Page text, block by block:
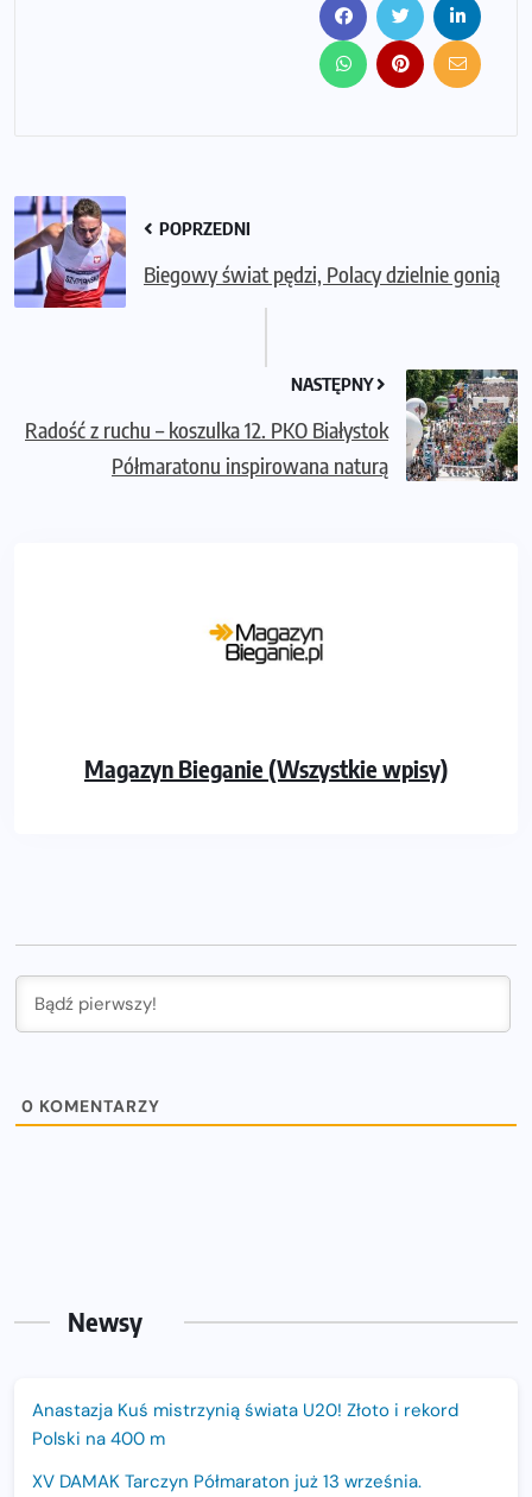
POPRZEDNI
Biegowy świat pędzi, Polacy dzielnie gonią
NASTĘPNY
Radość z ruchu – koszulka 12. PKO Białystok
Półmaratonu inspirowana naturą
Magazyn Bieganie (Wszystkie wpisy)
0 KOMENTARZY
Newsy
Anastazja Kuś mistrzynią świata U20! Złoto i rekord
Polski na 400 m
XV DAMAK Tarczyn Półmaraton już 13 września.